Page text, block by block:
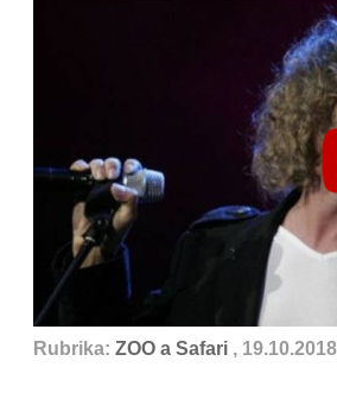
Rubrika: ZOO a Safari , 19.10.2018